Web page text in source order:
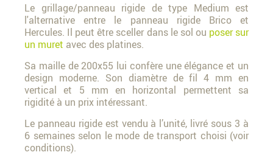
Le grillage/panneau rigide de type Medium est
l'alternative entre le panneau rigide Brico et
Hercules. Il peut être sceller dans le sol ou poser sur
un muret avec des platines.
Sa maille de 200x55 lui confère une élégance et un
design moderne. Son diamètre de fil 4 mm en
vertical et 5 mm en horizontal permettent sa
rigidité à un prix intéressant.
Le panneau rigide est vendu à l’unité, livré sous 3 à
6 semaines selon le mode de transport choisi (voir
conditions).